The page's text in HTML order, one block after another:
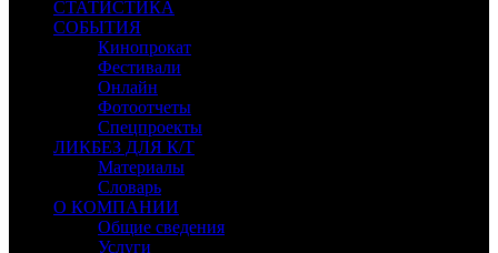
СТАТИСТИКА
СОБЫТИЯ
Кинопрокат
Фестивали
Онлайн
Фотоотчеты
Спецпроекты
ЛИКБЕЗ ДЛЯ К/Т
Материалы
Словарь
О КОМПАНИИ
Общие сведения
Услуги